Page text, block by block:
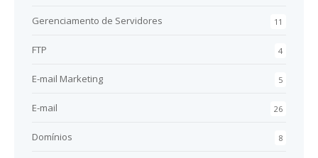
11
Gerenciamento de Servidores
4
FTP
5
E-mail Marketing
26
E-mail
8
Domínios